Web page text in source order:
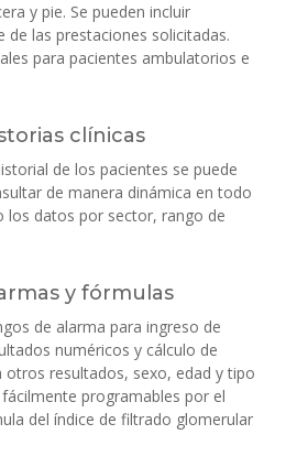
y pie. Se pueden incluir
de las prestaciones solicitadas.
para pacientes ambulatorios e
clínicas
de los pacientes se puede
de manera dinámica en todo
datos por sector, rango de
y fórmulas
de alarma para ingreso de
numéricos y cálculo de
otros resultados, sexo, edad y tipo
programables por el
del índice de filtrado glomerular